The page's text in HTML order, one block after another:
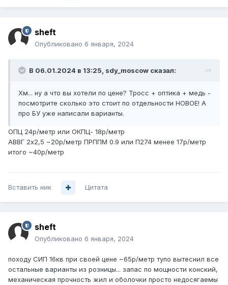
sheft
Опубликовано 6 января, 2024
В 06.01.2024 в 13:25, sdy_moscow сказал:
Хм... ну а что вы хотели по цене? Тросс + оптика + медь -
посмотрите сколько это стоит по отдельности НОВОЕ! А
про БУ уже написали варианты.
ОПЦ 24р/метр или ОКПЦ- 18р/метр
АВВГ 2х2,5 ~20р/метр ПРППМ 0.9 или П274 менее 17р/метр
итого ~40р/метр
Вставить ник Цитата
sheft
Опубликовано 6 января, 2024
походу СИП 16кв при своей цене ~65р/метр тупо вытеснил все
остальные варианты из розницы... запас по мощности конский,
механическая прочность жил и оболочки просто недосягаемы